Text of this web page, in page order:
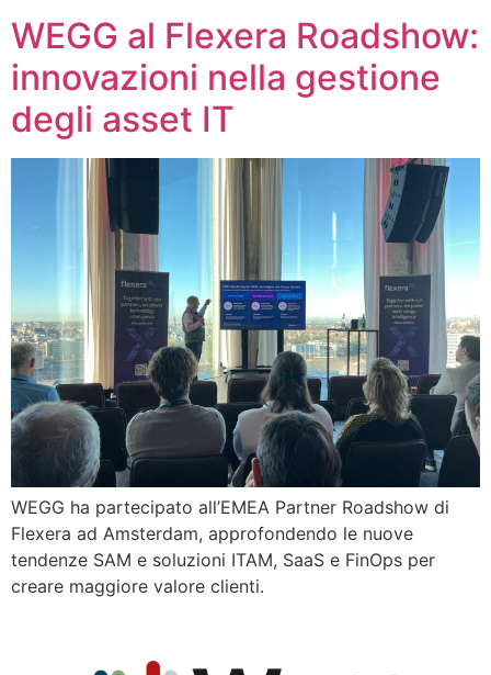
WEGG al Flexera Roadshow:
innovazioni nella gestione
degli asset IT
WEGG ha partecipato all’EMEA Partner Roadshow di
Flexera ad Amsterdam, approfondendo le nuove
tendenze SAM e soluzioni ITAM, SaaS e FinOps per
creare maggiore valore clienti.